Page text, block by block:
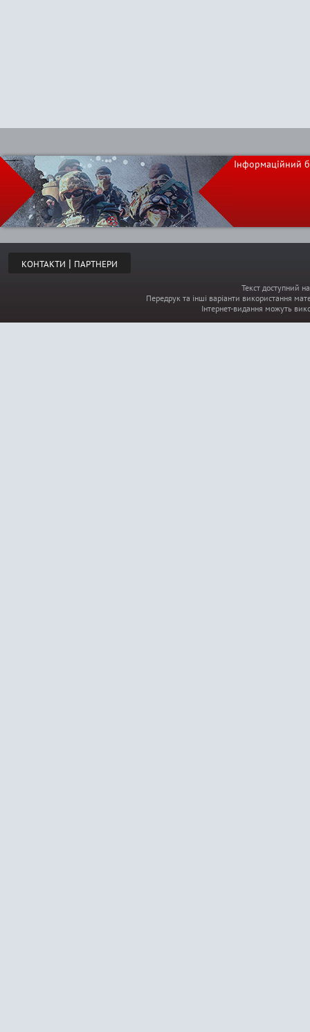
Інформаційний
КОНТАКТИ | ПАРТНЕРИ
Текст доступний
Передрук та інші варіанти використання
Інтернет-видання можуть